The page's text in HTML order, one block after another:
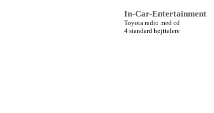
In-Car-Entertainment
Toyota radio med cd
4 standard højttalere